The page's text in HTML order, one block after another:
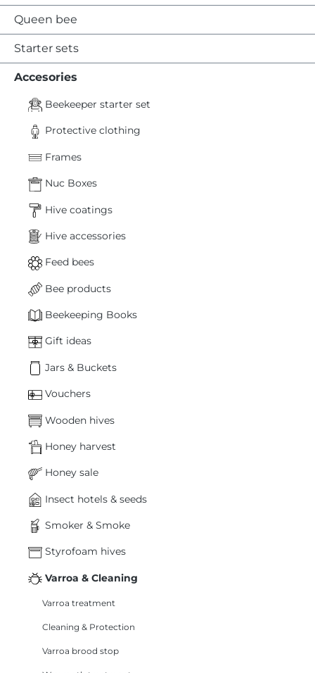
Queen bee
Starter sets
Accesories
Beekeeper starter set
Protective clothing
Frames
Nuc Boxes
Hive coatings
Hive accessories
Feed bees
Bee products
Beekeeping Books
Gift ideas
Jars & Buckets
Vouchers
Wooden hives
Honey harvest
Honey sale
Insect hotels & seeds
Smoker & Smoke
Styrofoam hives
Varroa & Cleaning
Varroa treatment
Cleaning & Protection
Varroa brood stop